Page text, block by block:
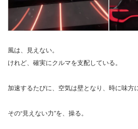
風は、見えない。
けれど、確実にクルマを支配している。
加速するたびに、空気は壁となり、時に味方
その“見えない力”を、操る。